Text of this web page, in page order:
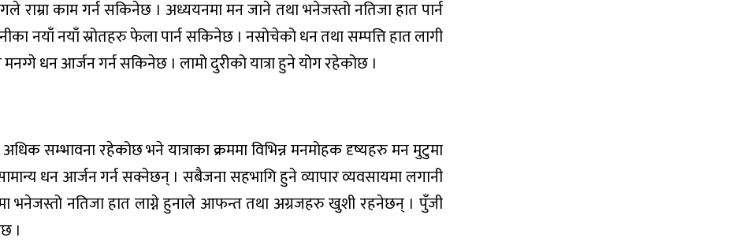
राम्रा काम गर्न सकिनेछ । अध्ययनमा मन जाने तथा भनेजस्तो नतिजा हात पार्न
नयाँ नयाँ स्रोतहरु फेला पार्न सकिनेछ । नसोचेको धन तथा सम्पत्ति हात लागी
धन आर्जन गर्न सकिनेछ । लामो दुरीको यात्रा हुने योग रहेकोछ ।
अधिक सम्भावना रहेकोछ भने यात्राका क्रममा विभिन्न मनमोहक दृष्यहरु मन मुटुमा
धन आर्जन गर्न सक्नेछन् । सबैजना सहभागि हुने व्यापार व्यवसायमा लगानी
भनेजस्तो नतिजा हात लाग्ने हुनाले आफन्त तथा अग्रजहरु खुशी रहनेछन् । पुँजी
।